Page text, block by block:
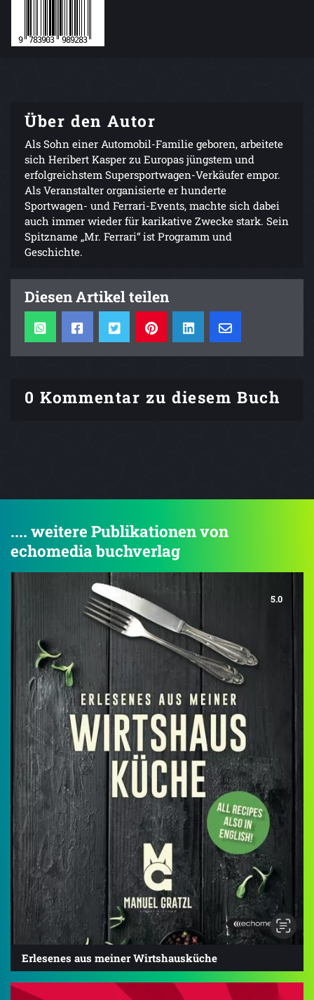
Über den Autor
Als Sohn einer Automobil-Familie geboren, arbeitete
sich Heribert Kasper zu Europas jüngstem und
erfolgreichstem Supersportwagen-Verkäufer empor.
Als Veranstalter organisierte er hunderte
Sportwagen- und Ferrari-Events, machte sich dabei
auch immer wieder für karikative Zwecke stark. Sein
Spitzname „Mr. Ferrari“ ist Programm und
Geschichte.
Diesen Artikel teilen
0 Kommentar zu diesem Buch
.... weitere Publikationen von
echomedia buchverlag
5.0
Erlesenes aus meiner Wirtshausküche